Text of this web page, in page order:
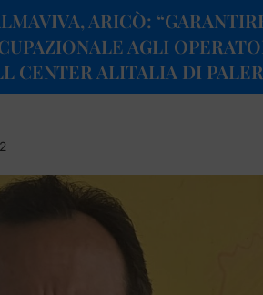
ARICÒ:
AGLI
CENTER ALITALIA DI